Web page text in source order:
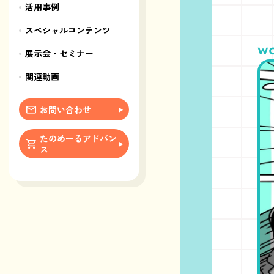
活用事例
スペシャルコンテンツ
展示会・セミナー
関連動画
お問い合わせ
たのめーるアドバン
ス